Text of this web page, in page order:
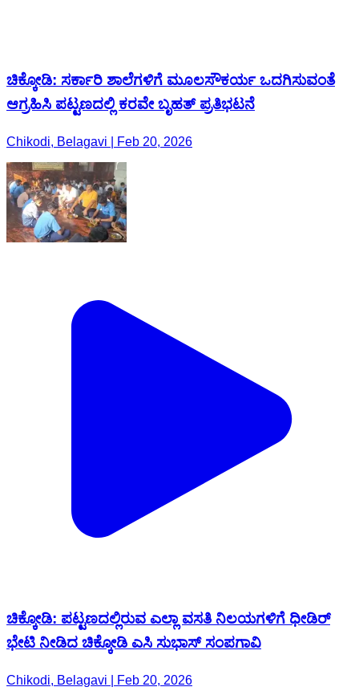
ಚಿಕ್ಕೋಡಿ: ಸರ್ಕಾರಿ ಶಾಲೆಗಳಿಗೆ ಮೂಲಸೌಕರ್ಯ ಒದಗಿಸುವಂತೆ
ಆಗ್ರಹಿಸಿ ಪಟ್ಟಣದಲ್ಲಿ ಕರವೇ ಬೃಹತ್ ಪ್ರತಿಭಟನೆ‌
Chikodi, Belagavi | Feb 20, 2026
ಚಿಕ್ಕೋಡಿ: ಪಟ್ಟಣದಲ್ಲಿರುವ ಎಲ್ಲಾ ವಸತಿ ನಿಲಯಗಳಿಗೆ ಧೀಡಿರ್
ಭೇಟಿ ನೀಡಿದ ಚಿಕ್ಕೋಡಿ ಎಸಿ ಸುಭಾಸ್ ಸಂಪಗಾವಿ
Chikodi, Belagavi | Feb 20, 2026